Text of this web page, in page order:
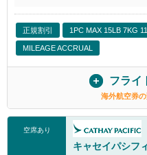
正規割引 1PC MAX 15LB 7KG
MILEAGE ACCRUAL
フライ
海外航空券
空席あり
キャセイパシフ